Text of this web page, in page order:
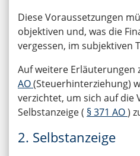
Diese Voraussetzungen
objektiven und, was die
vergessen, im subjektiven
Auf weitere Erläuterungen
AO(Steuerhinterziehung)
verzichtet, um sich auf die
Selbstanzeige ( § 371 AO)
2. Selbstanzeige